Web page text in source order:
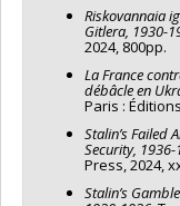
Riskovannaia
Gitlera, 1930-
2024, 800pp.
La France
débâcle en
Paris :
Stalin’s Failed
Security, 1936-
Press, 2024,
Stalin’s